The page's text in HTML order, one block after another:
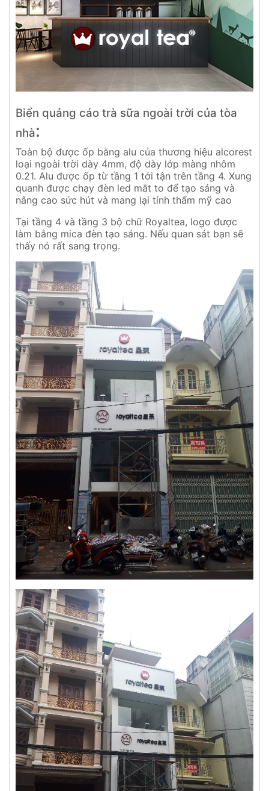
Biển quảng cáo trà sữa ngoài trời của tòa
nhà:
Toàn bộ được ốp bằng alu của thương hiệu alcorest
loại ngoài trời dày 4mm, độ dày lớp màng nhôm
0.21. Alu được ốp từ tầng 1 tới tận trên tầng 4. Xung
quanh được chạy đèn led mắt to để tạo sáng và
nâng cao sức hút và mang lại tính thẩm mỹ cao
Tại tầng 4 và tầng 3 bộ chữ Royaltea, logo được
làm bằng mica đèn tạo sáng. Nếu quan sát bạn sẽ
thấy nó rất sang trọng.